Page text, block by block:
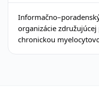
organizácie
chronickou